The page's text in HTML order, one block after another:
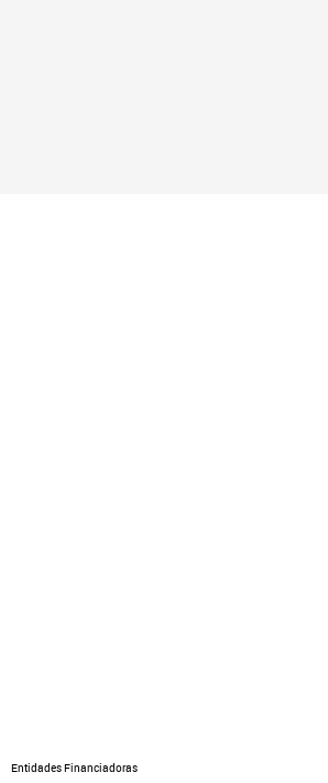
Entidades Financiadoras